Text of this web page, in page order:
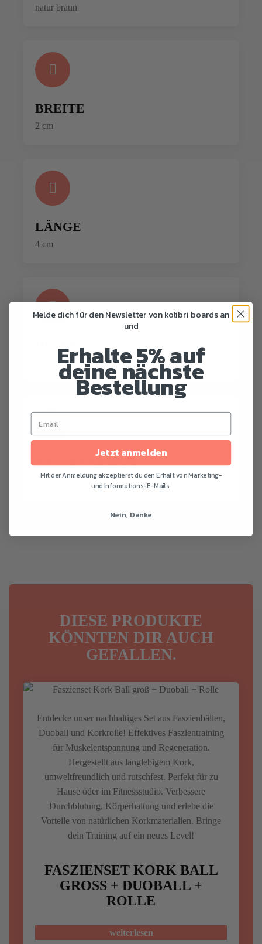
natur braun
BREITE
2 cm
LÄNGE
4 cm
DICKE
0,5 cm
BESONDERHEIT
original mit Grip Design
DIESE PRODUKTE
KÖNNTEN DIR AUCH
GEFALLEN.
Entdecke unser nachhaltiges Set aus Faszienbällen,
Duoball und Korkrolle! Effektives Faszientraining
für Muskelentspannung und Regeneration.
Hergestellt aus langlebigem Kork,
umweltfreundlich und rutschfest. Perfekt für zu
Hause oder im Fitnessstudio. Verbessere
Durchblutung, Körperhaltung und erlebe die
Vorteile von natürlichen Korkmaterialien. Bringe
dein Training auf ein neues Level!
FASZIENSET KORK BALL
GROSS + DUOBALL + R
OLLE
weiterlesen
Melde dich für den Newsletter von kolibri boards an
und
Erhalte 5% auf
deine nächste
Bestellung
Jetzt anmelden
Mit der Anmeldung akzeptierst du den Erhalt von Marketing-
und Informations-E-Mails.
Nein, Danke